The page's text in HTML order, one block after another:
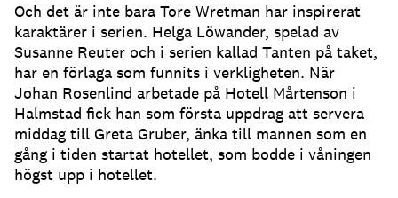
Och det är inte bara Tore Wretman har inspirerat
karaktärer i serien. Helga Löwander, spelad av
Susanne Reuter och i serien kallad Tanten på taket,
har en förlaga som funnits i verkligheten. När
Johan Rosenlind arbetade på Hotell Mårtenson i
Halmstad fick han som första uppdrag att servera
middag till Greta Gruber, änka till mannen som en
gång i tiden startat hotellet, som bodde i våningen
högst upp i hotellet.